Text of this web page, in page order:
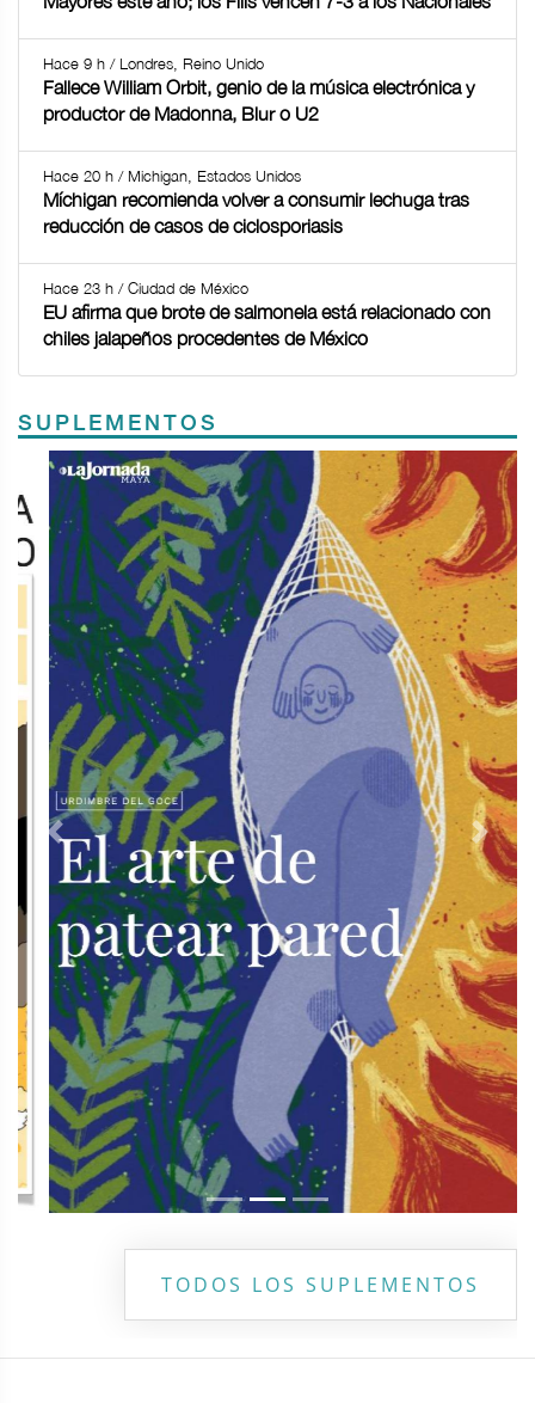
Hace 9 h / Londres, Reino Unido
Fallece William Orbit, genio de la música electrónica y
productor de Madonna, Blur o U2
Hace 20 h / Michigan, Estados Unidos
Míchigan recomienda volver a consumir lechuga tras
reducción de casos de ciclosporiasis
Hace 23 h / Ciudad de México
EU afirma que brote de salmonela está relacionado con
chiles jalapeños procedentes de México
SUPLEMENTOS
Previous Next
TODOS LOS SUPLEMENTOS